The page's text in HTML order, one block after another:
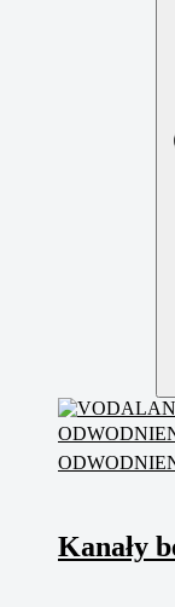
Kanały